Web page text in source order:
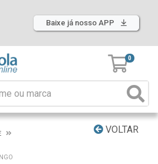
Baixe já nosso APP
0
VOLTAR